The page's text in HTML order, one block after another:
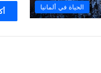
الحياة في ألمانيا